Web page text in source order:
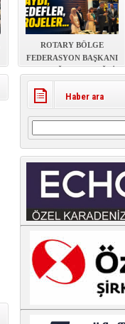
ROTARY BÖLGE
FEDERASYON BAŞKANI
ZİYARETİ
Haber ara
Arama: